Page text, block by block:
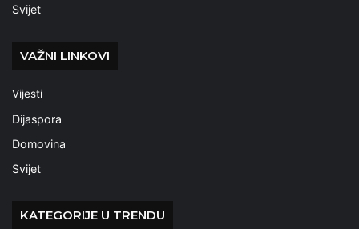
Svijet
VAŽNI LINKOVI
Vijesti
Dijaspora
Domovina
Svijet
KATEGORIJE U TRENDU